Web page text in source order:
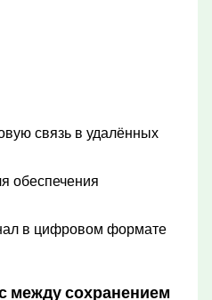
связь в удалённых
обеспечения
в цифровом формате
между сохранением